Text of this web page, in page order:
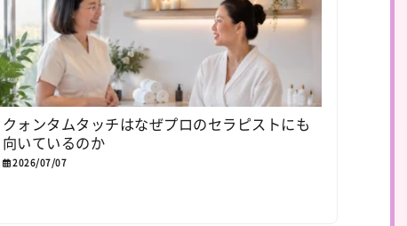
クォンタムタッチはなぜプロのセラピストにも
向いているのか
2026/07/07